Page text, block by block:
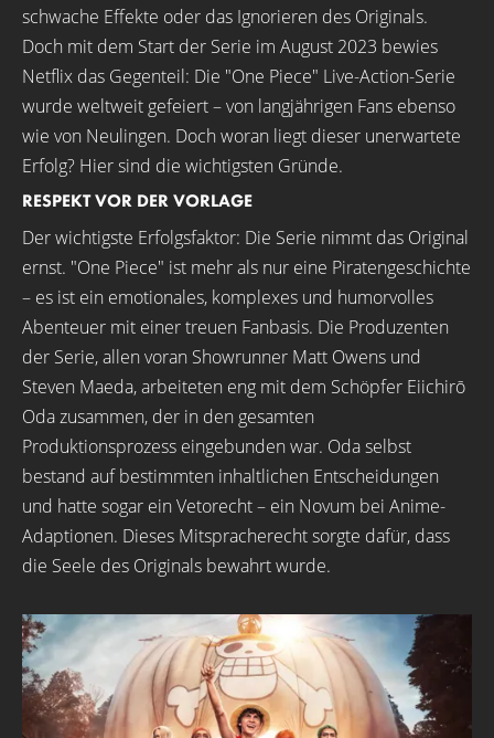
schwache Effekte oder das Ignorieren des Originals.
Doch mit dem Start der Serie im August 2023 bewies
Netflix das Gegenteil: Die "One Piece" Live-Action-Serie
wurde weltweit gefeiert – von langjährigen Fans ebenso
wie von Neulingen. Doch woran liegt dieser unerwartete
Erfolg? Hier sind die wichtigsten Gründe.
RESPEKT VOR DER VORLAGE
Der wichtigste Erfolgsfaktor: Die Serie nimmt das Original
ernst. "One Piece" ist mehr als nur eine Piratengeschichte
– es ist ein emotionales, komplexes und humorvolles
Abenteuer mit einer treuen Fanbasis. Die Produzenten
der Serie, allen voran Showrunner Matt Owens und
Steven Maeda, arbeiteten eng mit dem Schöpfer Eiichirō
Oda zusammen, der in den gesamten
Produktionsprozess eingebunden war. Oda selbst
bestand auf bestimmten inhaltlichen Entscheidungen
und hatte sogar ein Vetorecht – ein Novum bei Anime-
Adaptionen. Dieses Mitspracherecht sorgte dafür, dass
die Seele des Originals bewahrt wurde.